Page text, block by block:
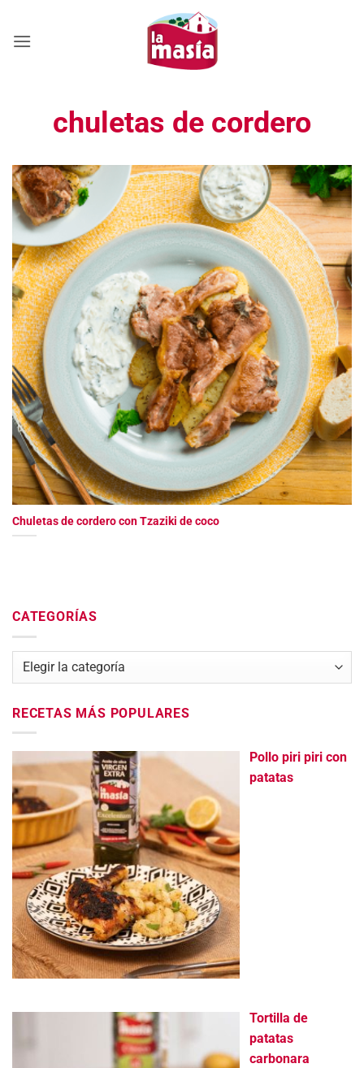
contenido
chuletas de cordero
Chuletas de cordero con Tzaziki de coco
CATEGORÍAS
Categorías
RECETAS MÁS POPULARES
Pollo piri piri con
patatas
Tortilla de
patatas
carbonara